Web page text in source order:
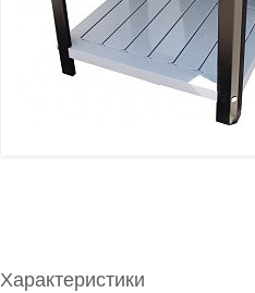
Характеристики